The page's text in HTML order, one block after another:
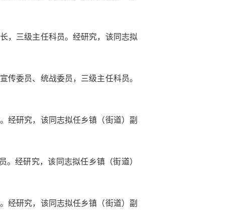
，三级主任科员。经研究，该同志拟
传委员、统战委员，三级主任科员。
经研究，该同志拟任乡镇（街道）副
经研究，该同志拟任乡镇（街道）
经研究，该同志拟任乡镇（街道）副